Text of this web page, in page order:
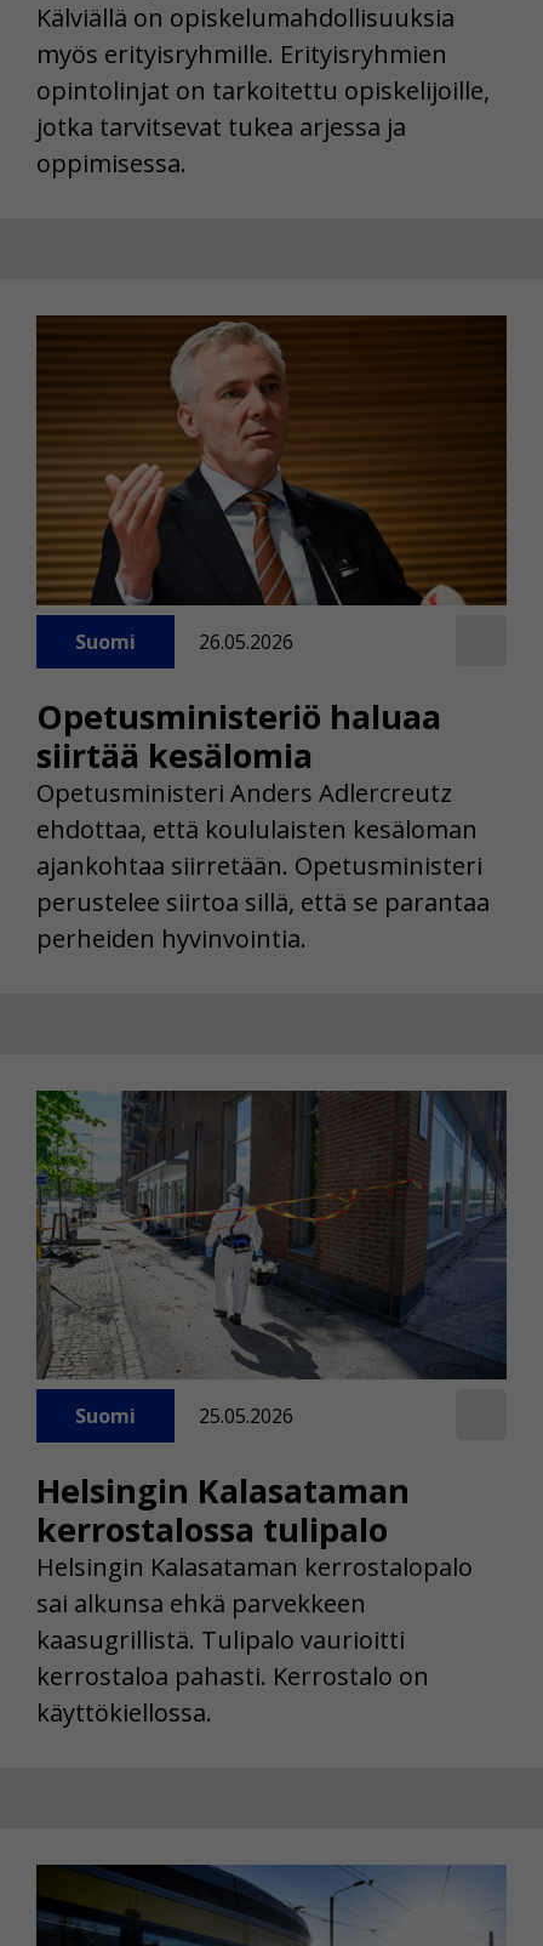
Kälviällä on opiskelumahdollisuuksia
myös erityisryhmille. Erityisryhmien
opintolinjat on tarkoitettu opiskelijoille,
jotka tarvitsevat tukea arjessa ja
oppimisessa.
Opetusministeriö haluaa
siirtää kesälomia
Suomi 26.05.2026
Opetusministeri Anders Adlercreutz
ehdottaa, että koululaisten kesäloman
ajankohtaa siirretään. Opetusministeri
perustelee siirtoa sillä, että se parantaa
perheiden hyvinvointia.
Helsingin Kalasataman
kerrostalossa tulipalo
Suomi 25.05.2026
Helsingin Kalasataman kerrostalopalo
sai alkunsa ehkä parvekkeen
kaasugrillistä. Tulipalo vaurioitti
kerrostaloa pahasti. Kerrostalo on
käyttökiellossa.